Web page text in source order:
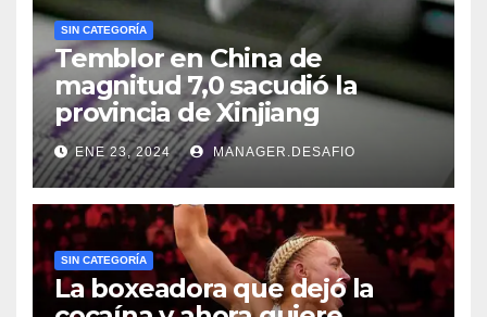
SIN CATEGORÍA
Temblor en China de
magnitud 7,0 sacudió la
provincia de Xinjiang
ENE 23, 2024 MANAGER.DESAFIO
SIN CATEGORÍA
La boxeadora que dejó la